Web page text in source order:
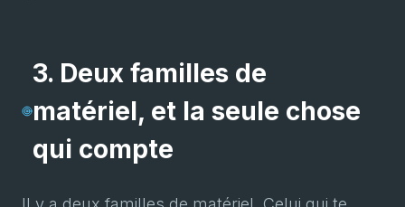
3. Deux familles de
matériel, et la seule chose
qui compte